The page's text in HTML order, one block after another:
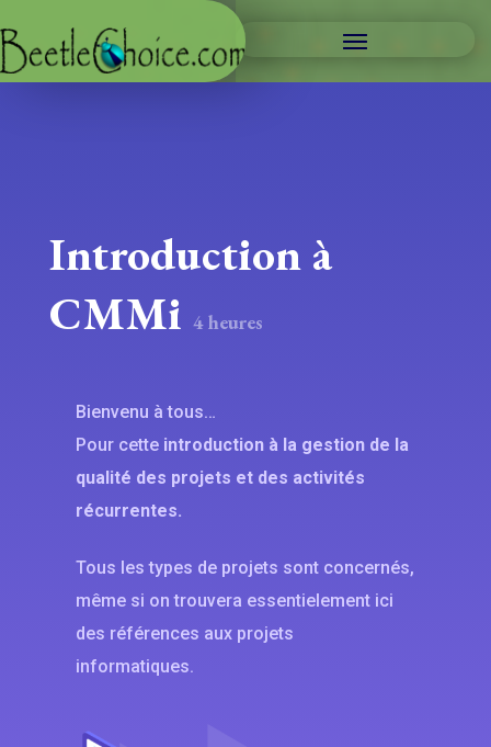
Introduction à
CMMi 4 heures
Bienvenu à tous…
Pour cette introduction à la gestion de la
qualité des projets et des activités
récurrentes.
Tous les types de projets sont concernés,
même si on trouvera essentielement ici
des références aux projets
informatiques.